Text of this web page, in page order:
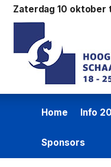
Zaterdag 10 oktober
Home Info
Sponsors